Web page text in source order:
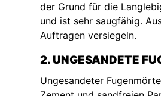
der Grund für die
und ist sehr saugfähig.
Auftragen versiegeln.
2. UNGESANDETE
Ungesandeter